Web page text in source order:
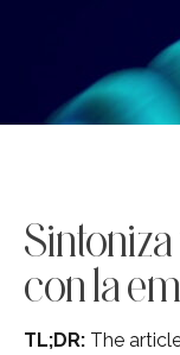
con la
TL;DR: The